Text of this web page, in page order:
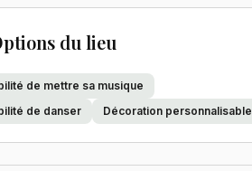
du lieu
de mettre sa musique
de danser
Décoration personnalisable